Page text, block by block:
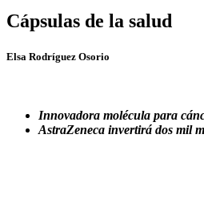
Cápsulas de la salud
Elsa Rodríguez Osorio
Innovadora molécula para
AstraZeneca invertirá dos mil